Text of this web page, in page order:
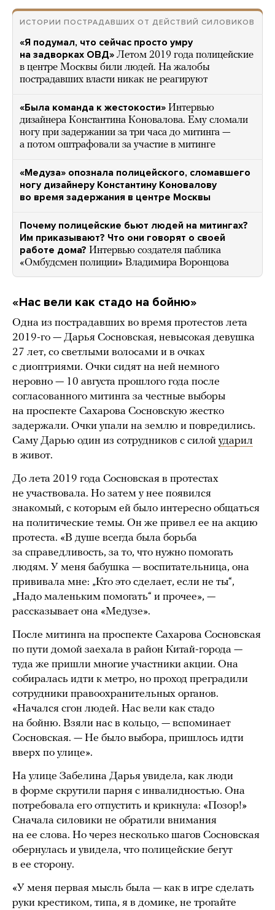
ИСТОРИИ ПОСТРАДАВШИХ ОТ ДЕЙСТВИЙ СИЛОВИКОВ
«Я подумал, что сейчас просто умру
на задворках ОВД» Летом 2019 года полицейские
в центре Москвы били людей. На жалобы
пострадавших власти никак не реагируют
«Была команда к жестокости» Интервью
дизайнера Константина Коновалова. Ему сломали
ногу при задержании за три часа до митинга —
а потом оштрафовали за участие в митинге
«Медуза» опознала полицейского, сломавшего
ногу дизайнеру Константину Коновалову
во время задержания в центре Москвы
Почему полицейские бьют людей на митингах?
Им приказывают? Что они говорят о своей
работе дома? Интервью создателя паблика
«Омбудсмен полиции» Владимира Воронцова
«Нас вели как стадо на бойню»
Одна из пострадавших во время протестов лета
2019-го — Дарья Сосновская, невысокая девушка
27 лет, со светлыми волосами и в очках
с диоптриями. Очки сидят на ней немного
неровно — 10 августа прошлого года после
согласованного митинга за честные выборы
на проспекте Сахарова Сосновскую жестко
задержали. Очки упали на землю и повредились.
Саму Дарью один из сотрудников с силой ударил
в живот.
До лета 2019 года Сосновская в протестах
не участвовала. Но затем у нее появился
знакомый, с которым ей было интересно общаться
на политические темы. Он же привел ее на акцию
протеста. «В душе всегда была борьба
за справедливость, за то, что нужно помогать
людям. У меня бабушка — воспитательница, она
прививала мне: „Кто это сделает, если не ты“,
„Надо маленьким помогать“ и прочее», —
рассказывает она «Медузе».
После митинга на проспекте Сахарова Сосновская
по пути домой заехала в район Китай-города —
туда же пришли многие участники акции. Она
собиралась идти к метро, но проход преградили
сотрудники правоохранительных органов.
«Начался сгон людей. Нас вели как стадо
на бойню. Взяли нас в кольцо, — вспоминает
Сосновская. — Не было выбора, пришлось идти
вверх по улице».
На улице Забелина Дарья увидела, как люди
в форме скрутили парня с инвалидностью. Она
потребовала его отпустить и крикнула: «Позор!»
Сначала силовики не обратили внимания
на ее слова. Но через несколько шагов Сосновская
обернулась и увидела, что полицейские бегут
в ее сторону.
«У меня первая мысль была — как в игре сделать
руки крестиком, типа, я в домике, не трогайте